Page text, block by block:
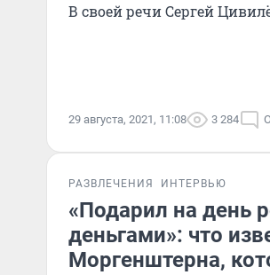
В своей речи Сергей
29 августа, 2021, 11:08 3 284
РАЗВЛЕЧЕНИЯ ИНТЕРВЬЮ
«Подарил на день
деньгами»: что
Моргенштерна,